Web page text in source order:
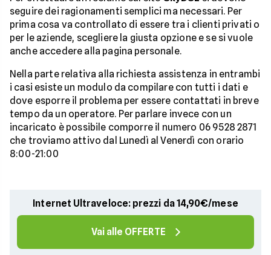
seguire dei ragionamenti semplici ma necessari. Per
prima cosa va controllato di essere tra i clienti privati o
per le aziende, scegliere la giusta opzione e se si vuole
anche accedere alla pagina personale.
Nella parte relativa alla richiesta assistenza in entrambi
i casi esiste un modulo da compilare con tutti i dati e
dove esporre il problema per essere contattati in breve
tempo da un operatore. Per parlare invece con un
incaricato è possibile comporre il numero 06 9528 2871
che troviamo attivo dal Lunedì al Venerdì con orario
8:00-21:00
Internet Ultraveloce: prezzi da 14,90€/mese
Vai alle OFFERTE